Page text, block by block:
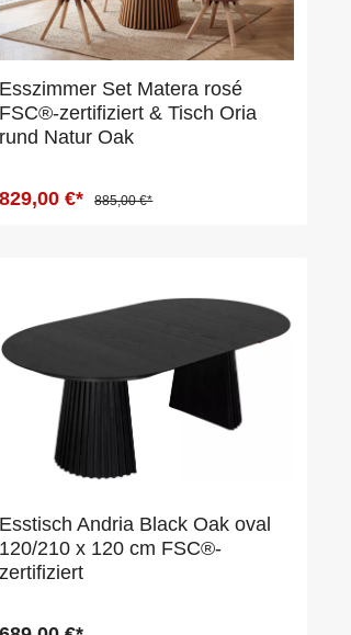
Esszimmer Set Matera rosé
FSC®-zertifiziert & Tisch Oria
rund Natur Oak
829,00 €* 885,00 €*
Esstisch Andria Black Oak oval
120/210 x 120 cm FSC®-
zertifiziert